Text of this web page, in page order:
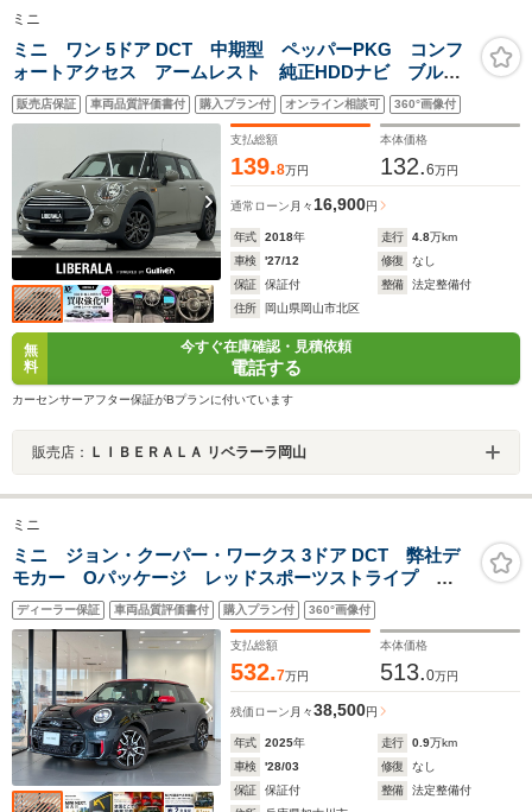
ミニ
ミニ ワン 5ドア DCT 中期型 ペッパーPKG コンフ
ォートアクセス アームレスト 純正HDDナビ ブルー
トゥース 音楽ライブラリ ハロゲンヘッドライト オ
ートライト スピードリミッター アンビエントライ
ト 純正アルミホイール
販売店保証 車両品質評価書付 購入プラン付 オンライン相談可 360°画像付
支払総額
139.8万円
本体価格
132.6万円
通常ローン 月々16,900円
年式 2018年 走行 4.8万km
車検
'27/12 修復
なし
保証
保証付 整備
法定整備付
住所
岡山県岡山市北区
無
料
今すぐ在庫確認・見積依頼
電話する
カーセンサーアフター保証がBプランに付いています
販売店： ＬＩＢＥＲＡＬＡ リベラーラ岡山
ミニ
ミニ ジョン・クーパー・ワークス 3ドア DCT 弊社デ
モカー Oパッケージ レッドスポーツストライプ
18AW 電動シート プライバシーガラス JCWアクティ
ブシート ハーマンカードン ドライビングアシストタ
ント シートヒーター AppleCarPlay AndroidAuto
ディーラー保証 車両品質評価書付 購入プラン付 360°画像付
支払総額
532.7万円
本体価格
513.0万円
残価ローン 月々38,500円
年式 2025年 走行 0.9万km
車検
'28/03 修復
なし
保証
保証付 整備
法定整備付